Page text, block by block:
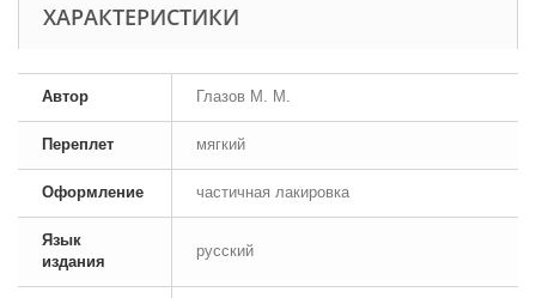
ХАРАКТЕРИСТИКИ
Автор Глазов М. М.
Переплет мягкий
Оформление частичная лакировка
Язык
издания
русский